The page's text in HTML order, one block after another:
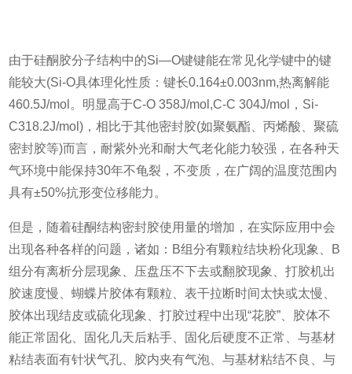
由于硅酮胶分子结构中的Si—O键键能在常见化学键中的键
能较大(Si-O具体理化性质：键长0.164±0.003nm,热离解能
460.5J/mol。明显高于C-O 358J/mol,C-C 304J/mol，Si-
C318.2J/mol)，相比于其他密封胶(如聚氨酯、丙烯酸、聚硫
密封胶等)而言，耐紫外光和耐大气老化能力较强，在各种天
气环境中能保持30年不龟裂，不变质，在广阔的温度范围内
具有±50%抗形变位移能力。
但是，随着硅酮结构密封胶使用量的增加，在实际应用中会
出现各种各样的问题，诸如：B组分有颗粒结块粉化现象、B
组分有离析分层现象、压盘压不下去或翻胶现象、打胶机出
胶速度慢、蝴蝶片胶体有颗粒、表干拉断时间太快或太慢、
胶体出现结皮或硫化现象、打胶过程中出现“花胶”、胶体不
能正常固化、固化几天后粘手、固化后硬度不正常、与基材
粘结表面有针状气孔、胶内夹有气泡、与基材粘结不良、与